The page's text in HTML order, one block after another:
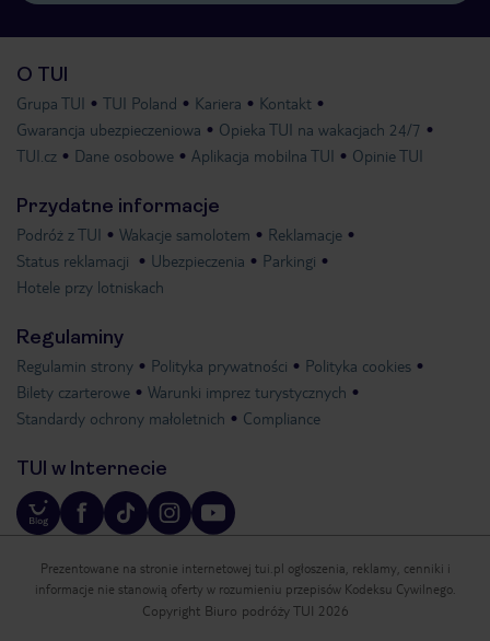
O TUI
Grupa TUI TUI Poland Kariera
Kontakt
Gwarancja ubezpieczeniowa
Opieka TUI na wakacjach 24/7
TUI.cz
Dane osobowe Aplikacja mobilna TUI Opinie TUI
Przydatne informacje
Podróż z TUI Wakacje samolotem
Reklamacje
Status reklamacji
Ubezpieczenia
Parkingi
Hotele przy lotniskach
Regulaminy
Regulamin strony Polityka prywatności
Polityka cookies
Bilety czarterowe
Warunki imprez turystycznych
Standardy ochrony małoletnich
Compliance
TUI w Internecie
Prezentowane na stronie internetowej tui.pl ogłoszenia, reklamy, cenniki i
informacje nie stanowią oferty w rozumieniu przepisów Kodeksu Cywilnego.
Copyright Biuro podróży TUI 2026